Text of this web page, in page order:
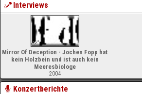
Interviews
Mirror Of Deception - Jochen Fopp hat
kein Holzbein und ist auch kein
Meeresbiologe
2004
Konzertberichte